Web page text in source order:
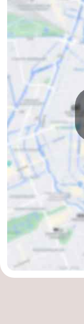
Südholland
Praktisch
Forum
Reisebuchshop
Őffentliche
Verkehr
Route
Hauptbahnhof
Schiphol
Eindhoven